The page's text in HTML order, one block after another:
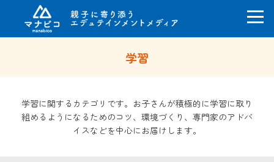
学習
学習に関するカテゴリです。お子さんが積極的に学習に取り
組めるようになるためのコツ、環境づくり、専門家のアドバ
イスなどを中心にお届けします。